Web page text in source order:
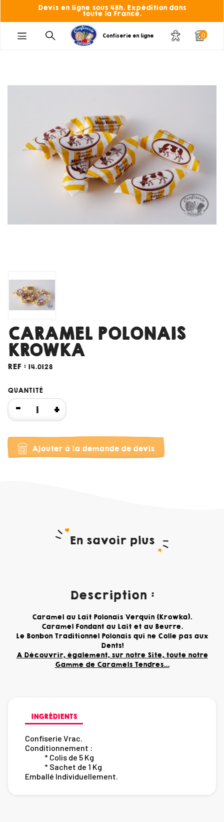
Devis en ligne sous 48h. Expédition dans
toute la France.
Confiserie en ligne 0
CARAMEL POLONAIS
KROWKA
REF : 14.0128
QUANTITÉ
Ajouter à la demande de devis
En savoir plus
Description :
Caramel au Lait Polonais Verquin (Krowka).
Caramel Fondant au Lait et au Beurre.
Le Bonbon Traditionnel Polonais qui ne Colle pas aux
Dents!
A Découvrir, également, sur notre Site, toute notre
Gamme de Caramels Tendres...
INGRÉDIENTS
Confiserie Vrac.
Conditionnement :
* Colis de 5 Kg
* Sachet de 1 Kg
Emballé Individuellement.